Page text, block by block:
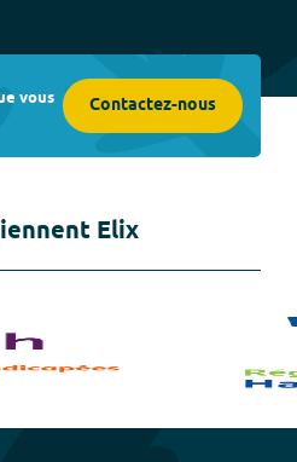
vous Contactez-nous
Elix